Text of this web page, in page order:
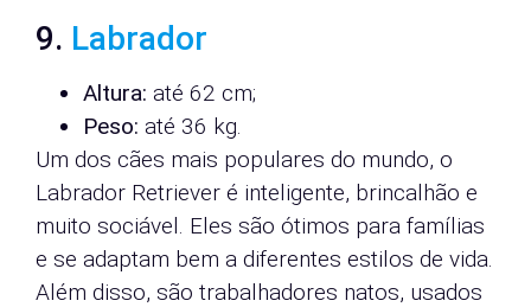
9. Labrador
Altura: até 62 cm;
Peso: até 36 kg.
Um dos cães mais populares do mundo, o
Labrador Retriever é inteligente, brincalhão e
muito sociável. Eles são ótimos para famílias
e se adaptam bem a diferentes estilos de vida.
Além disso, são trabalhadores natos, usados